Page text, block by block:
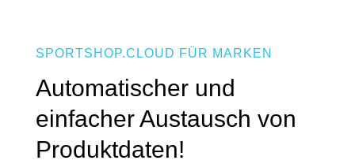
SPORTSHOP.CLOUD FÜR MARKEN
Automatischer und
einfacher Austausch von
Produktdaten!